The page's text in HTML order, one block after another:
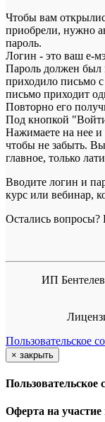
Чтобы вам
приобрели, нужно
пароль.
Логин - это ваш е-
Пароль должен
приходило письмо
письмо приходит
Повторно его
Под кнопкой
Нажимаете на нее и
чтобы не забыть.
главное, только
Вводите логин и
курс или вебинар,
Остались
ИП
Пользовательское
× закрыть
Пользовательское
Оферта на